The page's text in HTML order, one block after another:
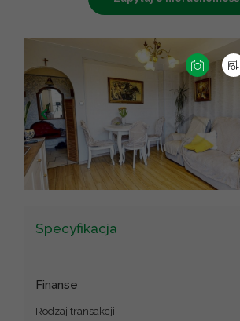
+
−
Leaflet|
Specyfikacja
Finanse
Rodzaj transakcji